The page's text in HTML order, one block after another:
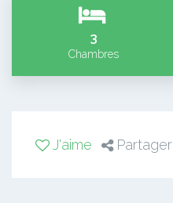
3
Chambres
J'aime Partager